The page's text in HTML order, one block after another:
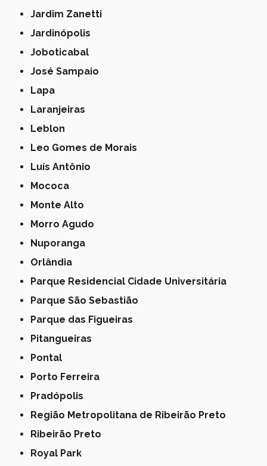
Jardim Zanetti
Jardinópolis
Joboticabal
José Sampaio
Lapa
Laranjeiras
Leblon
Leo Gomes de Morais
Luís Antônio
Mococa
Monte Alto
Morro Agudo
Nuporanga
Orlândia
Parque Residencial Cidade Universitária
Parque São Sebastião
Parque das Figueiras
Pitangueiras
Pontal
Porto Ferreira
Pradópolis
Região Metropolitana de Ribeirão Preto
Ribeirão Preto
Royal Park